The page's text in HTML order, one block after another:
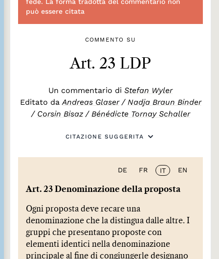
può essere citata
COMMENTO SU
Art. 23 LDP
Un commentario di Stefan Wyler
Editato daAndreas Glaser/ Nadja Braun Binder
/ Corsin Bisaz/ Bénédicte Tornay Schaller
CITAZIONE SUGGERITA
DE FR IT EN
Art. 23 Denominazione della proposta
Ogni proposta deve recare una
denominazione che la distingua dalle altre. I
gruppi che presentano proposte con
elementi identici nella denominazione
principale al fine di congiungerle designano